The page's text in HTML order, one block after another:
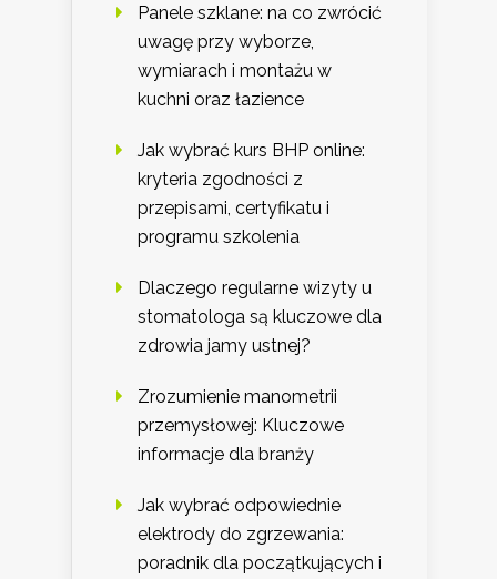
Panele szklane: na co zwrócić
uwagę przy wyborze,
wymiarach i montażu w
kuchni oraz łazience
Jak wybrać kurs BHP online:
kryteria zgodności z
przepisami, certyfikatu i
programu szkolenia
Dlaczego regularne wizyty u
stomatologa są kluczowe dla
zdrowia jamy ustnej?
Zrozumienie manometrii
przemysłowej: Kluczowe
informacje dla branży
Jak wybrać odpowiednie
elektrody do zgrzewania:
poradnik dla początkujących i